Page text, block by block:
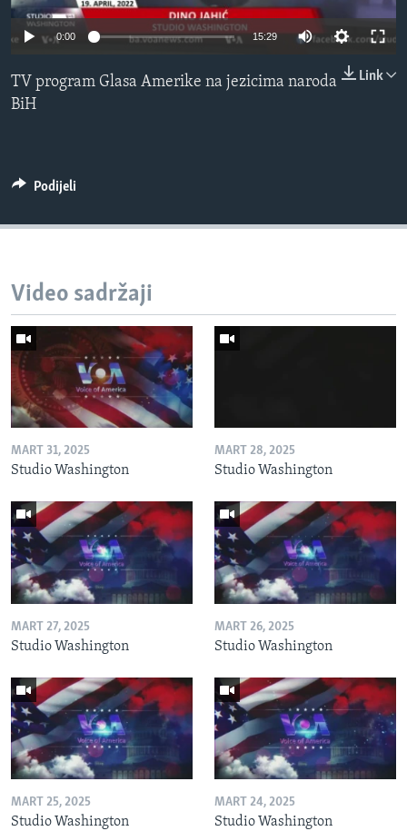
MAGAZIN
O GLASU AMERIKE
Learning English
Jezici
0:00 15:29
Link
TV program Glasa Amerike na jezicima naroda
BiH
Podijeli
Video sadržaji
MART 31, 2025
Studio Washington
MART 28, 2025
Studio Washington
MART 27, 2025
Studio Washington
MART 26, 2025
Studio Washington
MART 25, 2025
Studio Washington
MART 24, 2025
Studio Washington